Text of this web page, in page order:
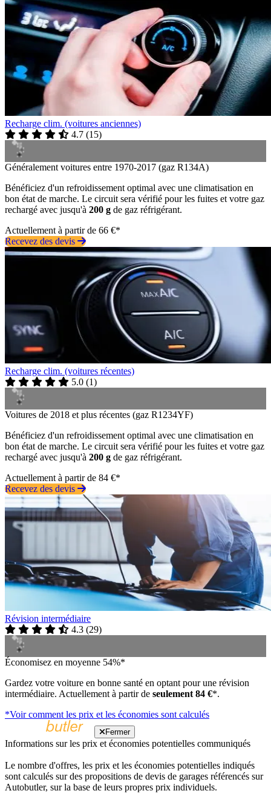
Recharge clim. (voitures anciennes)
4.7 (15)
Généralement voitures entre 1970-2017 (gaz R134A)
Bénéficiez d'un refroidissement optimal avec une climatisation en
bon état de marche. Le circuit sera vérifié pour les fuites et votre gaz
rechargé avec jusqu'à 200 g de gaz réfrigérant.
Actuellement à partir de 66 €*
Recevez des devis
Recharge clim. (voitures récentes)
5.0 (1)
Voitures de 2018 et plus récentes (gaz R1234YF)
Bénéficiez d'un refroidissement optimal avec une climatisation en
bon état de marche. Le circuit sera vérifié pour les fuites et votre gaz
rechargé avec jusqu'à 200 g de gaz réfrigérant.
Actuellement à partir de 84 €*
Recevez des devis
Révision intermédiaire
4.3 (29)
Économisez en moyenne 54%*
Gardez votre voiture en bonne santé en optant pour une révision
intermédiaire. Actuellement à partir de seulement 84 €*.
*Voir comment les prix et les économies sont calculés
Fermer
Informations sur les prix et économies potentielles communiqués
Le nombre d'offres, les prix et les économies potentielles indiqués
sont calculés sur des propositions de devis de garages référencés sur
Autobutler, sur la base de leurs propres prix individuels.